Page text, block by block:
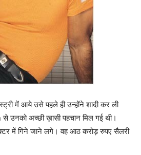
में आये उसे पहले ही उन्होंने शादी कर ली
उनको अच्छी ख़ासी पहचान मिल गई थी।
में गिने जाने लगे। वह आठ करोड़ रुपए सैलरी